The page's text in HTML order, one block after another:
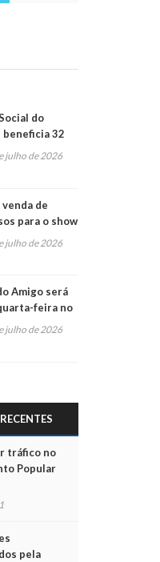
do
32
em
julho de 2026
venda de
para o show
Quest nos 45
Sicredi Ouro
julho de 2026
Amigo será
feira no
Cultura de
julho de 2026
RECENTES
tráfico no
Popular
pela